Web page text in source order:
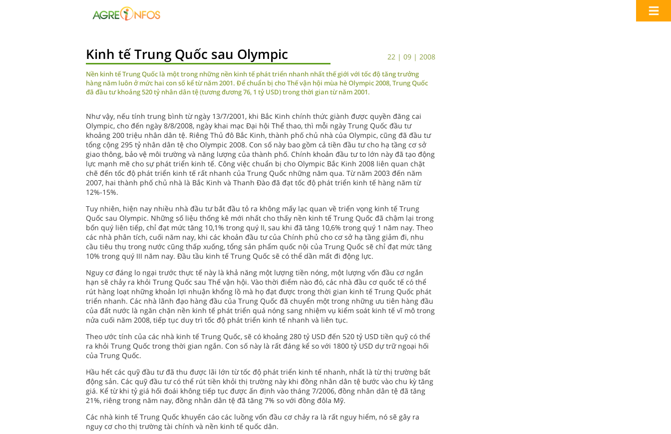
Kinh tế Trung Quốc sau Olympic 22 | 09 | 2008
Nền kinh tế Trung Quốc là một trong những nền kinh tế phát triển nhanh nhất thế giới với tốc độ tăng trưởng
hàng năm luôn ở mức hai con số kể từ năm 2001. Để chuẩn bị cho Thế vận hội mùa hè Olympic 2008, Trung Quốc
đã đầu tư khoảng 520 tỷ nhân dân tệ (tương đương 76, 1 tỷ USD) trong thời gian từ năm 2001.
Như vậy, nếu tính trung bình từ ngày 13/7/2001, khi Bắc Kinh chính thức giành được quyền đăng cai
Olympic, cho đến ngày 8/8/2008, ngày khai mạc Đại hội Thể thao, thì mỗi ngày Trung Quốc đầu tư
khoảng 200 triệu nhân dân tệ. Riêng Thủ đô Bắc Kinh, thành phố chủ nhà của Olympic, cũng đã đầu tư
tổng cộng 295 tỷ nhân dân tệ cho Olympic 2008. Con số này bao gồm cả tiền đầu tư cho hạ tầng cơ sở
giao thông, bảo vệ môi trường và năng lượng của thành phố. Chính khoản đầu tư to lớn này đã tạo động
lực mạnh mẽ cho sự phát triển kinh tế. Công việc chuẩn bị cho Olympic Bắc Kinh 2008 liên quan chặt
chẽ đến tốc độ phát triển kinh tế rất nhanh của Trung Quốc những năm qua. Từ năm 2003 đến năm
2007, hai thành phố chủ nhà là Bắc Kinh và Thanh Đào đã đạt tốc độ phát triển kinh tế hàng năm từ
12%-15%.
Tuy nhiên, hiện nay nhiều nhà đầu tư bắt đầu tỏ ra không mấy lạc quan về triển vọng kinh tế Trung
Quốc sau Olympic. Những số liệu thống kê mới nhất cho thấy nền kinh tế Trung Quốc đã chậm lại trong
bốn quý liên tiếp, chỉ đạt mức tăng 10,1% trong quý II, sau khi đã tăng 10,6% trong quý 1 năm nay. Theo
các nhà phân tích, cuối năm nay, khi các khoản đầu tư của Chính phủ cho cơ sở hạ tầng giảm đi, nhu
cầu tiêu thụ trong nước cũng thấp xuống, tổng sản phẩm quốc nội của Trung Quốc sẽ chỉ đạt mức tăng
10% trong quý III năm nay. Đầu tầu kinh tế Trung Quốc sẽ có thể dần mất đi động lực.
Nguy cơ đáng lo ngại trước thực tế này là khả năng một lượng tiền nóng, một lượng vốn đầu cơ ngắn
hạn sẽ chảy ra khỏi Trung Quốc sau Thế vận hội. Vào thời điểm nào đó, các nhà đầu cơ quốc tế có thể
rút hàng loạt những khoản lợi nhuận khổng lồ mà họ đạt được trong thời gian kinh tế Trung Quốc phát
triển nhanh. Các nhà lãnh đạo hàng đầu của Trung Quốc đã chuyển một trong những ưu tiên hàng đầu
của đất nước là ngăn chặn nền kinh tế phát triển quá nóng sang nhiệm vụ kiểm soát kinh tế vĩ mô trong
nửa cuối năm 2008, tiếp tục duy trì tốc độ phát triển kinh tế nhanh và liên tục.
Theo ước tính của các nhà kinh tế Trung Quốc, sẽ có khoảng 280 tỷ USD đến 520 tỷ USD tiền quỹ có thể
ra khỏi Trung Quốc trong thời gian ngắn. Con số này là rất đáng kể so với 1800 tỷ USD dự trữ ngoại hối
của Trung Quốc.
Hầu hết các quỹ đầu tư đã thu được lãi lớn từ tốc độ phát triển kinh tế nhanh, nhất là từ thị trường bất
động sản. Các quỹ đầu tư có thể rút tiền khỏi thị trường này khi đồng nhân dân tệ bước vào chu kỳ tăng
giá. Kể từ khi tỷ giá hối đoái không tiếp tục được ấn định vào tháng 7/2006, đồng nhân dân tệ đã tăng
21%, riêng trong năm nay, đồng nhân dân tệ đã tăng 7% so với đồng đôla Mỹ.
Các nhà kinh tế Trung Quốc khuyến cáo các luồng vốn đầu cơ chảy ra là rất nguy hiểm, nó sẽ gây ra
nguy cơ cho thị trường tài chính và nền kinh tế quốc dân.